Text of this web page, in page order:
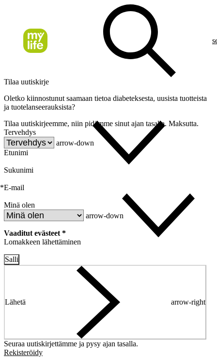
Tilaa uutiskirje
Oletko kiinnostunut saamaan tietoa diabeteksesta, uusista tuotteista
ja tuotelanseerauksista?
Tilaa uutiskirjeemme, niin pidämme sinut ajan tasalla. Maksutta.
Tervehdys
arrow-down
Etunimi
Sukunimi
*E-mail
Minä olen
arrow-down
Vaaditut evästeet *
Lomakkeen lähettäminen
Salli
Lähetä arrow-right
Seuraa uutiskirjettämme ja pysy ajan tasalla.
Rekisteröidy